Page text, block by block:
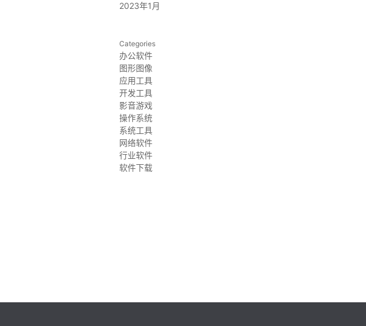
2023年1月
Categories
办公软件
图形图像
应用工具
开发工具
影音游戏
操作系统
系统工具
网络软件
行业软件
软件下载